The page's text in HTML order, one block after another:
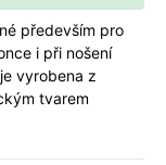
především pro
i při nošení
vyrobena z
tvarem